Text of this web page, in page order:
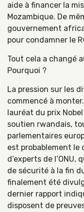
aide à financer la
Mozambique. De
gouvernement
pour condamner le
Tout cela a changé
Pourquoi ?
La pression sur les
commencé à
lauréat du prix
soutien rwandais,
parlementaires
est probablement le
d’experts de
de sécurité à la fin
finalement été
dernier rapport
disposent de